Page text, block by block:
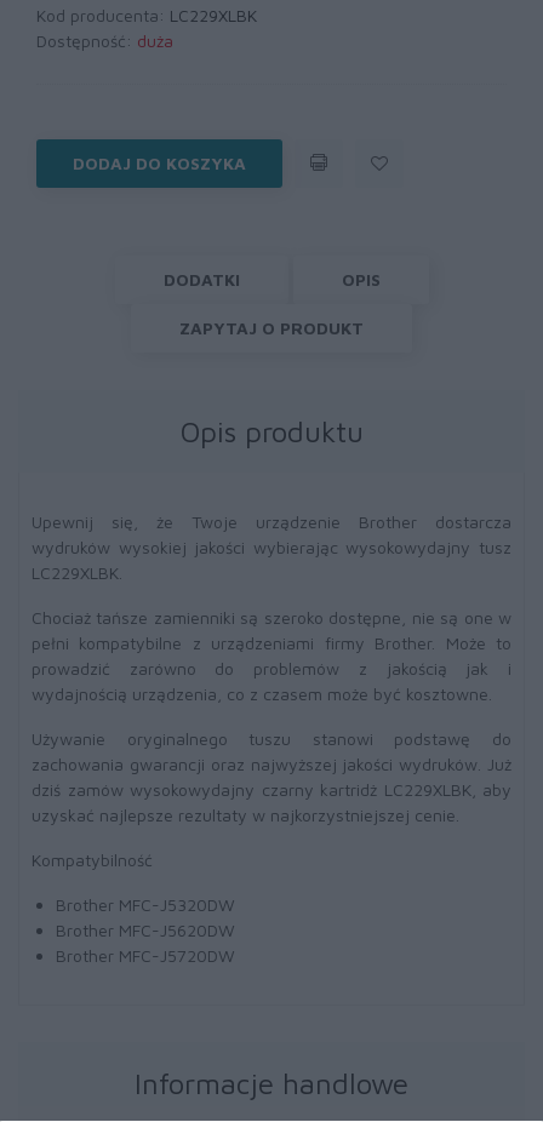
Kod producenta: LC229XLBK
Dostępność: duża
DODAJ DO KOSZYKA
DODATKI OPIS
ZAPYTAJ O PRODUKT
Opis produktu
Upewnij się, że Twoje urządzenie Brother dostarcza
wydruków wysokiej jakości wybierając wysokowydajny tusz
LC229XLBK.
Chociaż tańsze zamienniki są szeroko dostępne, nie są one w
pełni kompatybilne z urządzeniami firmy Brother. Może to
prowadzić zarówno do problemów z jakością jak i
wydajnością urządzenia, co z czasem może być kosztowne.
Używanie oryginalnego tuszu stanowi podstawę do
zachowania gwarancji oraz najwyższej jakości wydruków. Już
dziś zamów wysokowydajny czarny kartridż LC229XLBK, aby
uzyskać najlepsze rezultaty w najkorzystniejszej cenie.
Kompatybilność
Brother MFC-J5320DW
Brother MFC-J5620DW
Brother MFC-J5720DW
Informacje handlowe